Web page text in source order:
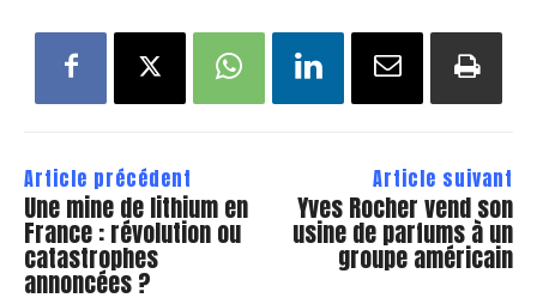
Article précédent
Une mine de lithium en
France : révolution ou
catastrophes
annoncées ?
Article suivant
Yves Rocher vend son
usine de parfums à un
groupe américain